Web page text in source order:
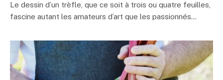
Le dessin d’un trèfle, que ce soit à trois ou quatre feuilles,
fascine autant les amateurs d’art que les passionnés…